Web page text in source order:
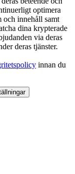
optimera
och innehåll samt
dina krypterade
via deras
deras tjänster.
innan du